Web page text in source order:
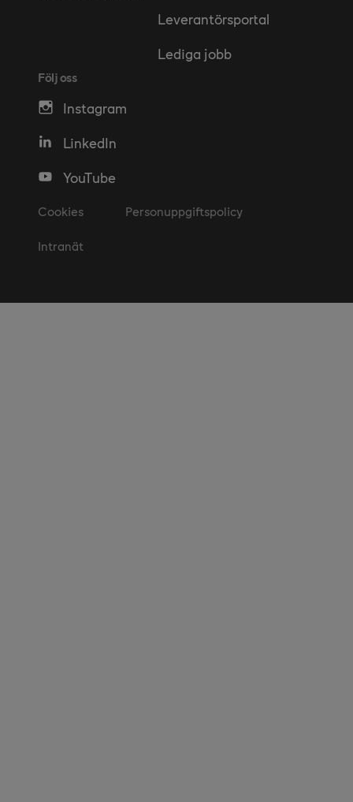
Leverantörsportal
Lediga jobb
Följ oss
Instagram
LinkedIn
YouTube
Cookies Personuppgiftspolicy
Intranät